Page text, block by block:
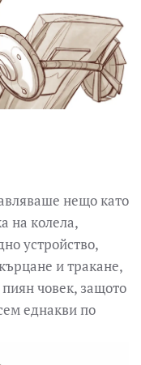
нещо като
на колела,
устройство,
и тракане,
човек, защото
еднакви по